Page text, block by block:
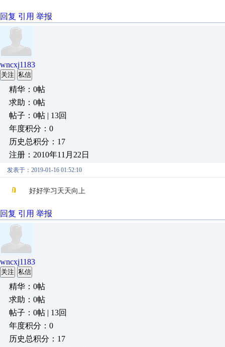
回复 引用 举报
wncxj1183
关注 私信
精华：0帖
求助：0帖
帖子：0帖 | 13回
年度积分：0
历史总积分：17
注册：2010年11月22日
发表于：2019-01-16 01:52:10
好好学习天天向上
回复 引用 举报
wncxj1183
关注 私信
精华：0帖
求助：0帖
帖子：0帖 | 13回
年度积分：0
历史总积分：17